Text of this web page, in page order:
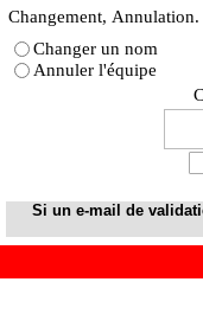
Changement, Annulation.
Changer un nom
Annuler l'équipe
Si un e-mail de